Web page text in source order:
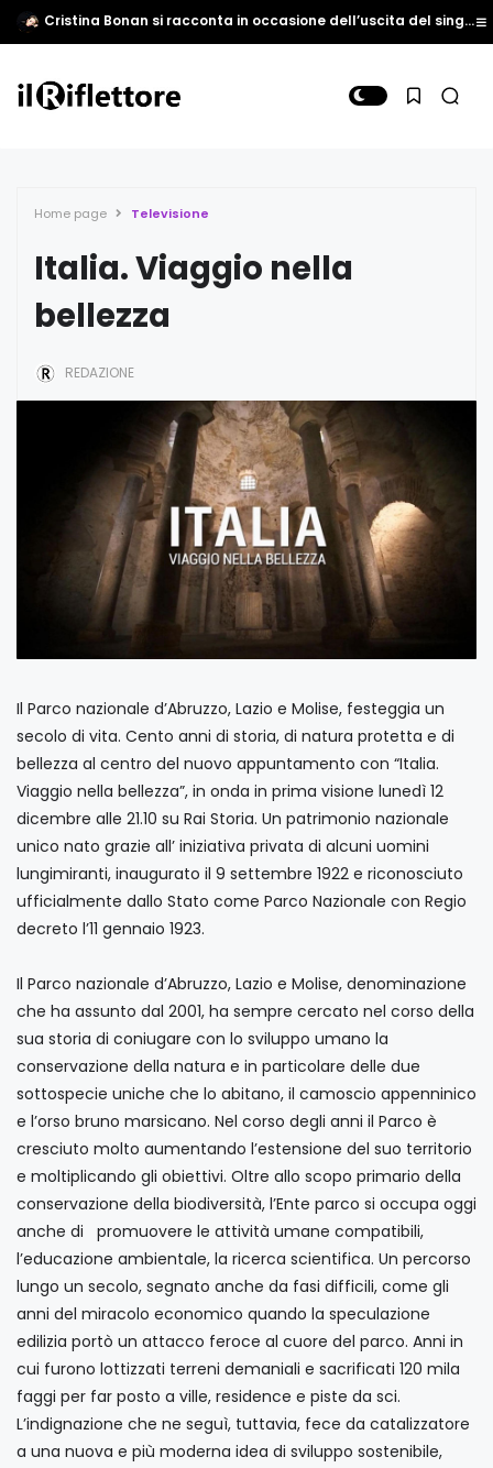
Cristina Bonan si racconta in occasione dell’uscita del singolo “Come vedi tu”
Home page Televisione
Italia. Viaggio nella
bellezza
REDAZIONE
Il Parco nazionale d’Abruzzo, Lazio e Molise, festeggia un
secolo di vita. Cento anni di storia, di natura protetta e di
bellezza al centro del nuovo appuntamento con “Italia.
Viaggio nella bellezza”, in onda in prima visione lunedì 12
dicembre alle 21.10 su Rai Storia. Un patrimonio nazionale
unico nato grazie all’ iniziativa privata di alcuni uomini
lungimiranti, inaugurato il 9 settembre 1922 e riconosciuto
ufficialmente dallo Stato come Parco Nazionale con Regio
decreto l’11 gennaio 1923.
Il Parco nazionale d’Abruzzo, Lazio e Molise, denominazione
che ha assunto dal 2001, ha sempre cercato nel corso della
sua storia di coniugare con lo sviluppo umano la
conservazione della natura e in particolare delle due
sottospecie uniche che lo abitano, il camoscio appenninico
e l’orso bruno marsicano. Nel corso degli anni il Parco è
cresciuto molto aumentando l’estensione del suo territorio
e moltiplicando gli obiettivi. Oltre allo scopo primario della
conservazione della biodiversità, l’Ente parco si occupa oggi
anche di promuovere le attività umane compatibili,
l’educazione ambientale, la ricerca scientifica. Un percorso
lungo un secolo, segnato anche da fasi difficili, come gli
anni del miracolo economico quando la speculazione
edilizia portò un attacco feroce al cuore del parco. Anni in
cui furono lottizzati terreni demaniali e sacrificati 120 mila
faggi per far posto a ville, residence e piste da sci.
L’indignazione che ne seguì, tuttavia, fece da catalizzatore
a una nuova e più moderna idea di sviluppo sostenibile,